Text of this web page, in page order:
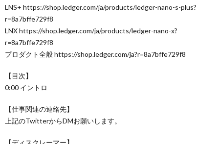
LNS+ https://shop.ledger.com/ja/products/ledger-nano-s-plus?
r=8a7bffe729f8
LNX https://shop.ledger.com/ja/products/ledger-nano-x?
r=8a7bffe729f8
プロダクト全般 https://shop.ledger.com/ja?r=8a7bffe729f8
【目次】
0:00 イントロ
【仕事関連の連絡先】
上記のTwitterからDMお願いします。
【ディスクレーマー】